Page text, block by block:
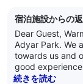
宿泊施設からの
Dear Guest,
Adyar Park. We
towards us and
good
time out to
続きを読む